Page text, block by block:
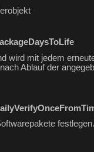
wird mit jedem
Ablauf der